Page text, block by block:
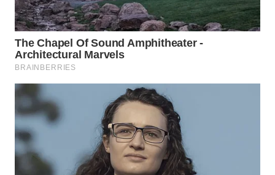
WN
BOROBUDUR
WN
WN
SURABAYA
WN
NATUNA